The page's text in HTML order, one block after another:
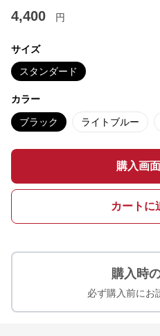
4,400 円
サイズ
スタンダード
カラー
ブラック ライトブルー
購入画
カートに
購入時
必ず購入前にお